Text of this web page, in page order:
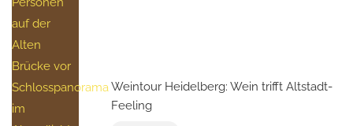
Weintour Heidelberg: Wein trifft Altstadt-
Feeling